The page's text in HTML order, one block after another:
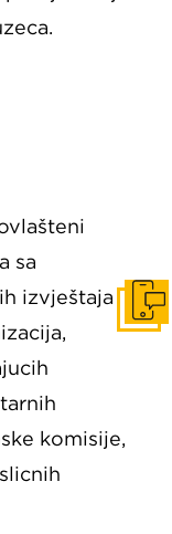
sa
izvještaja
komisije,